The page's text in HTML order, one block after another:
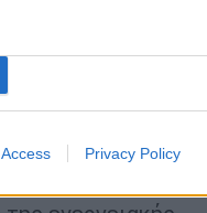
Privacy Policy
τις